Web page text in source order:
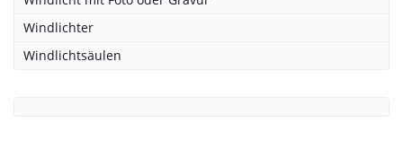
Windlichter
Windlichtsäulen